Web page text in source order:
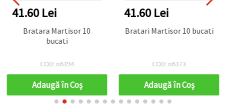
41.60 Lei
Bratara Martisor 10
bucati
COD: n6394
Adaugă în Coş
41.60 Lei
Bratari Martisor 10 bucati
COD: n6373
Adaugă în Coş